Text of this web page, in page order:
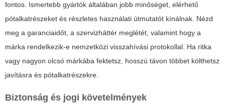
fontos. Ismertebb gyártók általában jobb minőséget, elérhető
pótalkatrészeket és részletes használati útmutatót kínálnak. Nézd
meg a garanciaidőt, a szervizháttér meglétét, valamint hogy a
márka rendelkezik-e nemzetközi visszahívási protokollal. Ha ritka
vagy nagyon olcsó márkába fektetsz, hosszú távon többet költhetsz
javításra és pótalkatrészekre.
Biztonság és jogi követelmények